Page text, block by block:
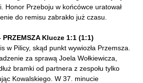
Honor Przeboju w końcówce uratował
do remisu zabrakło już czasu.
PRZEMSZA Klucze 1:1 (1:1)
w Pilicy, skąd punkt wywiozła Przemsza.
za sprawą Joela Wołkiewicza,
bramki od partnera z zespołu tylko
Kowalskiego. W 37. minucie